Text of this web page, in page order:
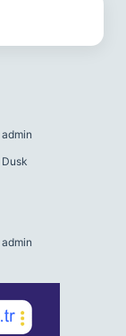
admin
Dusk
admin